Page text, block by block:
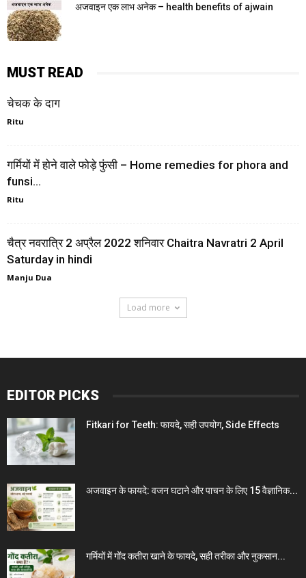
अजवाइन एक लाभ अनेक – health benefits of ajwain
MUST READ
चेचक के दाग
Ritu
गर्मियों में होने वाले फोड़े फुंसी – Home remedies for phora and
funsi...
Ritu
चैत्र नवरात्रि 2 अप्रैल 2022 शनिवार Chaitra Navratri 2 April
Saturday in hindi
Manju Dua
Load more
EDITOR PICKS
Fitkari for Teeth: फायदे, सही उपयोग, Side Effects
अजवाइन के फायदे: वजन घटाने और पाचन के लिए 15 वैज्ञानिक...
गर्मियों में गोंद कतीरा खाने के फायदे, सही तरीका और नुकसान...